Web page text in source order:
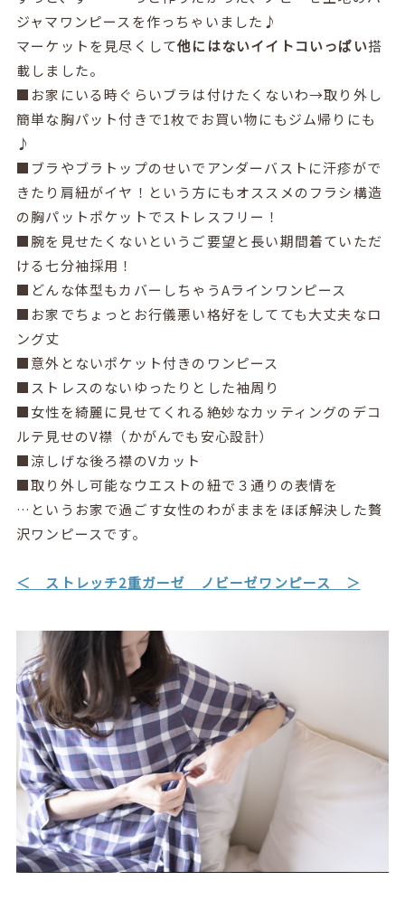
ジャマワンピースを作っちゃいました♪
マーケットを見尽くして他にはないイイトコいっぱい搭
載しました。
■お家にいる時ぐらいブラは付けたくないわ→取り外し
簡単な胸パット付きで1枚でお買い物にもジム帰りにも
♪
■ブラやブラトップのせいでアンダーバストに汗疹がで
きたり肩紐がイヤ！という方にもオススメのフラシ構造
の胸パットポケットでストレスフリー！
■腕を見せたくないというご要望と長い期間着ていただ
ける七分袖採用！
■どんな体型もカバーしちゃうAラインワンピース
■お家でちょっとお行儀悪い格好をしてても大丈夫なロ
ング丈
■意外とないポケット付きのワンピース
■ストレスのないゆったりとした袖周り
■女性を綺麗に見せてくれる絶妙なカッティングのデコ
ルテ見せのV襟（かがんでも安心設計）
■涼しげな後ろ襟のVカット
■取り外し可能なウエストの紐で３通りの表情を
…というお家で過ごす女性のわがままをほぼ解決した贅
沢ワンピースです。
＜ ストレッチ2重ガーゼ ノビーゼワンピース ＞